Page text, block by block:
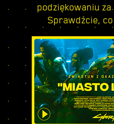
podziękowaniu
Sprawdźcie,